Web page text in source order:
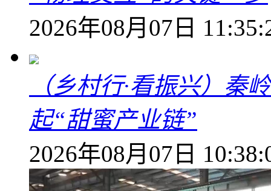
2026年08月07日
（乡村行·看振兴）秦
起“甜蜜产业链”
2026年08月07日